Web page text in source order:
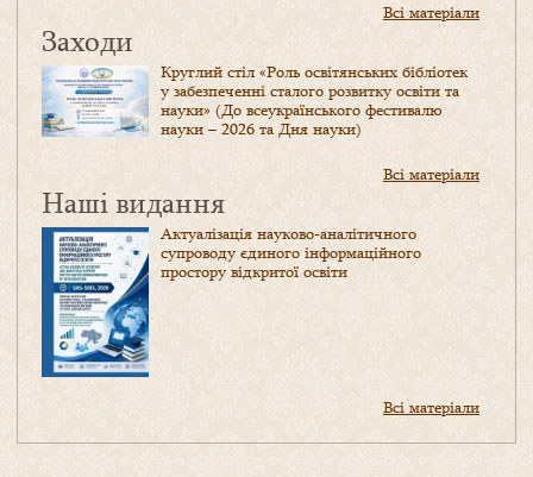
Всі матеріали
Заходи
Круглий стіл «Роль освітянських бібліотек
у забезпеченні сталого розвитку освіти та
науки» (До всеукраїнського фестивалю
науки – 2026 та Дня науки)
Всі матеріали
Наші видання
Актуалізація науково-аналітичного
супроводу єдиного інформаційного
простору відкритої освіти
Всі матеріали